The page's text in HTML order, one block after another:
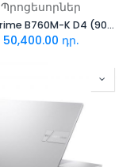
Պրոցեսորներ
Asus Prime B760M-K D4 (90MB1DS0-M1EAY0)
50,400.00 դր.